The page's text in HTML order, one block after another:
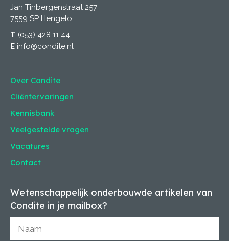
Jan Tinbergenstraat 257
7559 SP Hengelo
T (053) 428 11 44
E info@condite.nl
Over Condite
Cliëntervaringen
Kennisbank
Veelgestelde vragen
Vacatures
Contact
Wetenschappelijk onderbouwde artikelen van
Condite in je mailbox?